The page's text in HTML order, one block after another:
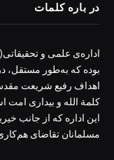
در باره کلمات
اداره‌ی علمی و
بوده که به‌طور مستقل،
اهداف رفیع شریعت
کلمة الله و بیداری امت
این اداره که از جانب
مسلمانان تقاضای